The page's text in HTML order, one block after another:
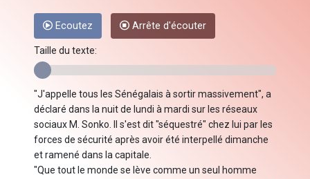
Ecoutez Arrête d'écouter
Taille du texte:
"J'appelle tous les Sénégalais à sortir massivement", a
déclaré dans la nuit de lundi à mardi sur les réseaux
sociaux M. Sonko. Il s'est dit "séquestré" chez lui par les
forces de sécurité après avoir été interpellé dimanche
et ramené dans la capitale.
"Que tout le monde se lève comme un seul homme